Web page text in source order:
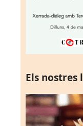
Els nostres